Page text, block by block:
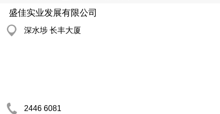
盛佳实业发展有限公司
深水埗 长丰大厦
2446 6081